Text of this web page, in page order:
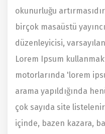
okunurluğu
birçok masaüstü
düzenleyicisi,
Lorem Ipsum
motorlarında 'lorem
arama yapıldığında
çok sayıda site
içinde, bazen kazara,